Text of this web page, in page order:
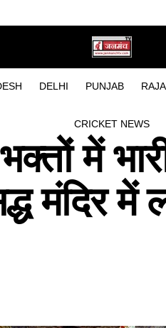
DELHI PUNJAB
CRICKET NEWS
में
मंदिर में